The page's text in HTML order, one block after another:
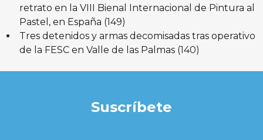
retrato en la VIII Bienal Internacional de Pintura al
Pastel, en España (149)
Tres detenidos y armas decomisadas tras operativo
de la FESC en Valle de las Palmas (140)
Suscríbete